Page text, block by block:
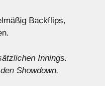
Backflips,
Innings.
Showdown.